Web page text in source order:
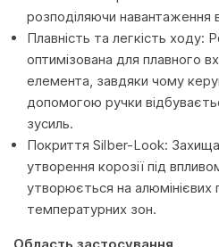
розподіляючи навантаження
Плавність та легкість ходу:
оптимізована для плавного
елемента, завдяки чому
допомогою ручки
зусиль.
Покриття Silber-Look:
утворення корозії під
утворюється на алюмінієвих
температурних зон.